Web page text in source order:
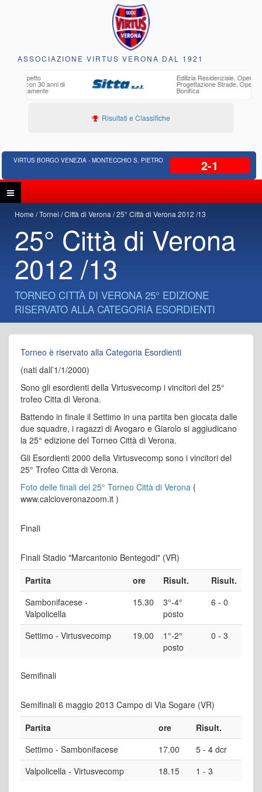
ASSOCIAZIONE VIRTUS VERONA DAL 1921
Edilizia Residenziale, Opere pubbliche,
Progettazione Strade, Opere idrauliche,
Bonifica
Risultati e Classifiche
VIRTUS BORGO VENEZIA - MONTECCHIO S. PIETRO 2-1
Home Tornei Città di Verona 25° Città di Verona 2012 /13
25° Città di Verona
2012 /13
TORNEO CITTÀ DI VERONA 25° EDIZIONE
RISERVATO ALLA CATEGORIA ESORDIENTI
Torneo è riservato alla Categoria Esordienti
(nati dall’1/1/2000)
Sono gli esordienti della Virtusvecomp i vincitori del 25°
trofeo Citta di Verona.
Battendo in finale il Settimo in una partita ben giocata dalle
due squadre, i ragazzi di Avogaro e Giarolo si aggiudicano
la 25° edizione del Torneo Città di Verona.
Gli Esordienti 2000 della Virtusvecomp sono i vincitori del
25° Trofeo Citta di Verona.
Foto delle finali del 25° Torneo Città di Verona (
www.calcioveronazoom.it )
Finali
Finali Stadio "Marcantonio Bentegodi" (VR)
Partita
ore Risult.
Risult.
Sambonifacese -
Valpolicella
15.30
3°-4°
posto
6 - 0
Settimo - Virtusvecomp 19.00
1°-2°
posto
0 - 3
Semifinali
Semifinali 6 maggio 2013 Campo di Via Sogare (VR)
Partita
ore
Risult.
Settimo - Sambonifacese
17.00
5 - 4 dcr
Valpolicella - Virtusvecomp
18.15 1 - 3